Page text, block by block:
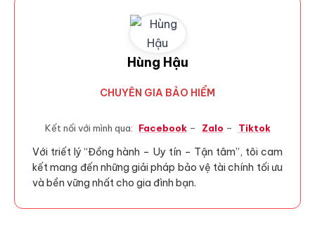
Hùng Hậu
CHUYÊN GIA BẢO HIỂM
Kết nối với mình qua: Facebook– Zalo – Tiktok
Với triết lý “Đồng hành – Uy tín – Tận tâm”, tôi cam
kết mang đến những giải pháp bảo vệ tài chính tối ưu
và bền vững nhất cho gia đình bạn.